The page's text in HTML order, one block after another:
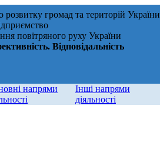
розвитку громад та територій України
повітряного руху України
Відповідальність
напрями
Інші напрями
діяльності